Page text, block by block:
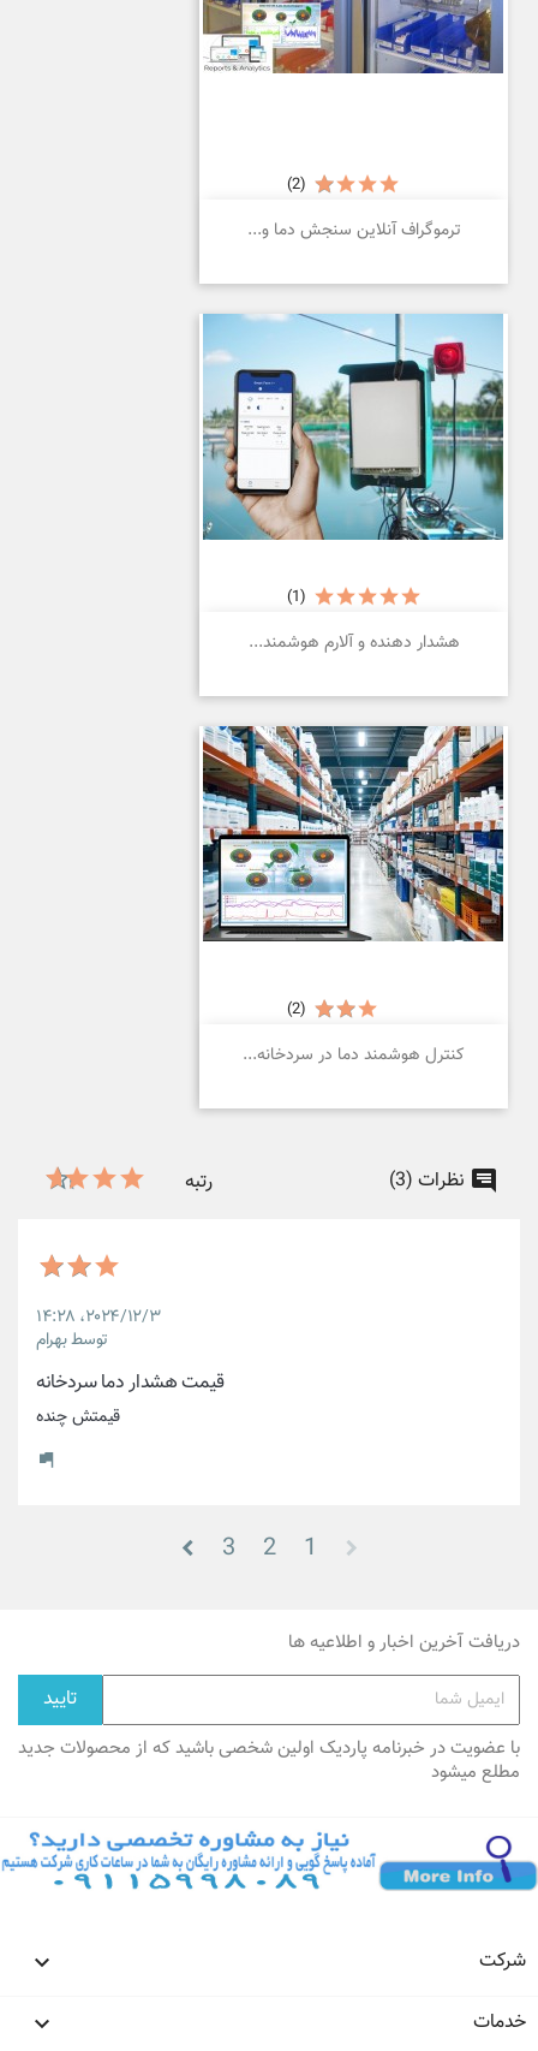
ترموگراف آنلاین سنجش دما و...
(2)
هشدار دهنده و آلارم هوشمند...
(1)
کنترل هوشمند دما در سردخانه...
(2)
نظرات (3) رتبه
۲۰۲۴/۱۲/۳،‏ ۱۴:۲۸
توسط بهرام
قیمت هشدار دما سردخانه
قیمتش چنده
1
2
3
دریافت آخرین اخبار و اطلاعیه ها
با عضویت در خبرنامه پاردیک اولین شخصی باشید که از محصولات جدید
مطلع میشود
شرکت 
خدمات 